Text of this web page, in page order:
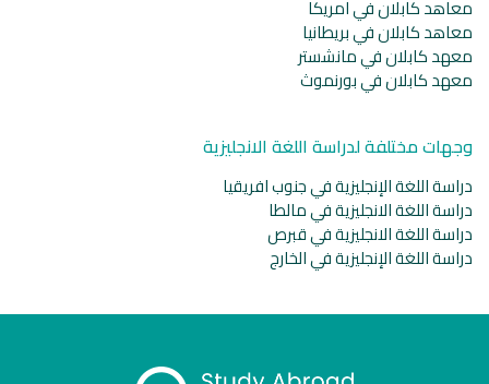
معاهد كابلان في امريكا
معاهد كابلان في بريطانيا
معهد كابلان في مانشستر
معهد كابلان في بورنموث
وجهات مختلفة لدراسة اللغة الانجليزية
دراسة اللغة الإنجليزية في جنوب افريقيا
دراسة اللغة الانجليزية في مالطا
دراسة اللغة الانجليزية في قبرص
دراسة اللغة الإنجليزية في الخارج